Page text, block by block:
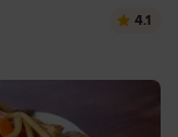
4.1